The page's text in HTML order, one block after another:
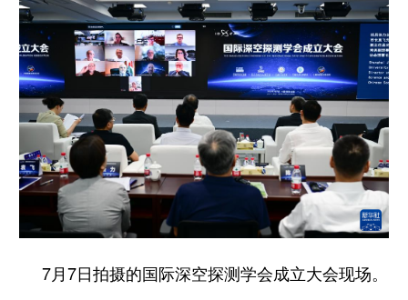
7月7日拍摄的国际深空探测学会成立大会现场。